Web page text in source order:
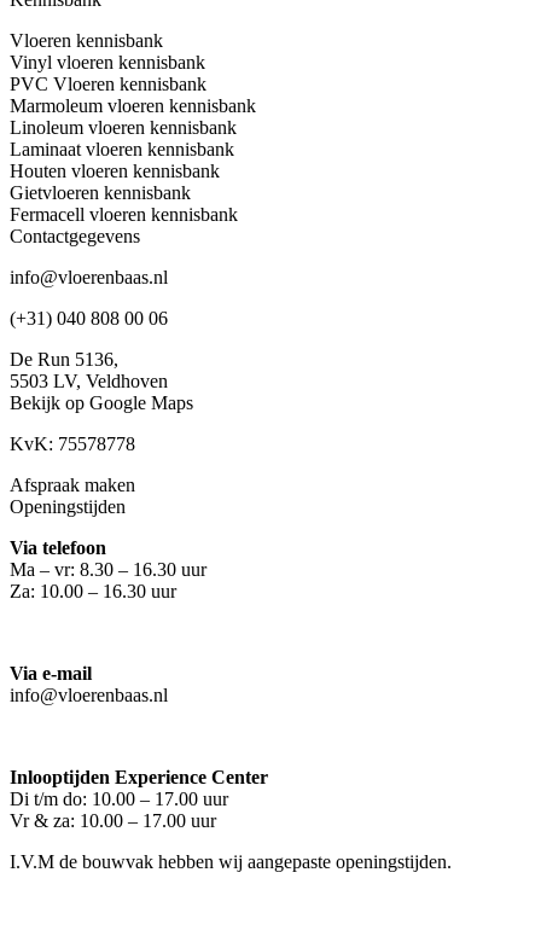
Vloeren kennisbank
Vinyl vloeren kennisbank
PVC Vloeren kennisbank
Marmoleum vloeren kennisbank
Linoleum vloeren kennisbank
Laminaat vloeren kennisbank
Houten vloeren kennisbank
Gietvloeren kennisbank
Fermacell vloeren kennisbank
Contactgegevens
info@vloerenbaas.nl
(+31) 040 808 00 06
De Run 5136,
5503 LV, Veldhoven
Bekijk op Google Maps
KvK: 75578778
Afspraak maken
Openingstijden
Via telefoon
Ma – vr: 8.30 – 16.30 uur
Za: 10.00 – 16.30 uur
Via e-mail
info@vloerenbaas.nl
Inlooptijden Experience Center
Di t/m do: 10.00 – 17.00 uur
Vr & za: 10.00 – 17.00 uur
I.V.M de bouwvak hebben wij aangepaste openingstijden.